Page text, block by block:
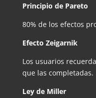
Principio de Pareto
80% de los efectos
Efecto Zeigarnik
Los usuarios
que las completadas.
Ley de Miller